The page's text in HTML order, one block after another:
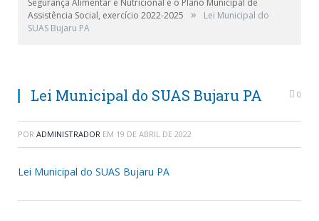
Segurança Alimentar e Nutricional e o Plano Municipal de
Assistência Social, exercício 2022-2025
»
Lei Municipal do
SUAS Bujaru PA
Lei Municipal do SUAS Bujaru PA 0
POR ADMINISTRADOR EM 19 DE ABRIL DE 2022
Lei Municipal do SUAS Bujaru PA